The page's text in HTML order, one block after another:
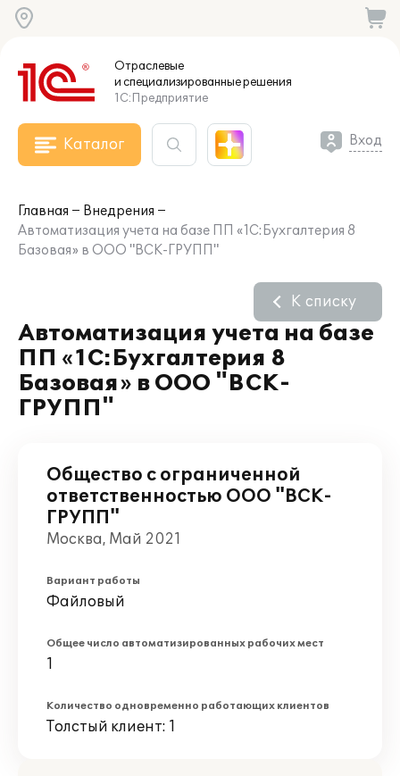
Отраслевые
и специализированныерешения
1С:Предприятие
Каталог Вход
Главная
Внедрения
Автоматизация учета на базе ПП «1C:Бухгалтерия 8
Базовая» в ООО "ВСК-ГРУПП"
Автоматизация учета на базе
ПП «1C:Бухгалтерия 8
Базовая» в ООО "ВСК-
ГРУПП"
К списку
Общество с ограниченной
ответственностью ООО "ВСК-
ГРУПП"
Москва, Май 2021
Вариант работы
Файловый
Общее число автоматизированных рабочих мест
1
Количество одновременно работающих клиентов
Толстый клиент: 1